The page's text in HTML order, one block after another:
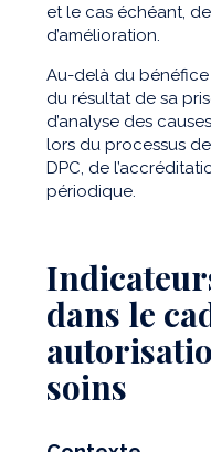
et le cas échéant,
d’amélioration.
Au-delà du
du résultat de sa
d’analyse des
lors du processus
DPC, de
périodique.
dans le
soins